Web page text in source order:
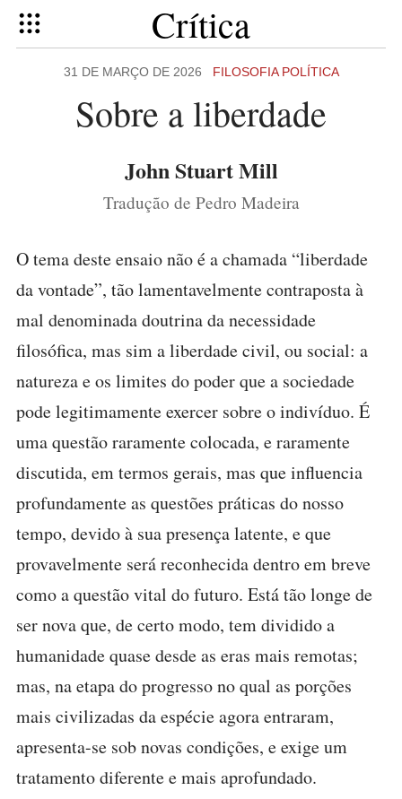
Crítica
31 DE MARÇO DE 2026 FILOSOFIA POLÍTICA
Sobre a liberdade
John Stuart Mill
Tradução de Pedro Madeira
O tema deste ensaio não é a chamada “liberdade
da vontade”, tão lamentavelmente contraposta à
mal denominada doutrina da necessidade
filosófica, mas sim a liberdade civil, ou social: a
natureza e os limites do poder que a sociedade
pode legitimamente exercer sobre o indivíduo. É
uma questão raramente colocada, e raramente
discutida, em termos gerais, mas que influencia
profundamente as questões práticas do nosso
tempo, devido à sua presença latente, e que
provavelmente será reconhecida dentro em breve
como a questão vital do futuro. Está tão longe de
ser nova que, de certo modo, tem dividido a
humanidade quase desde as eras mais remotas;
mas, na etapa do progresso no qual as porções
mais civilizadas da espécie agora entraram,
apresenta-se sob novas condições, e exige um
tratamento diferente e mais aprofundado.